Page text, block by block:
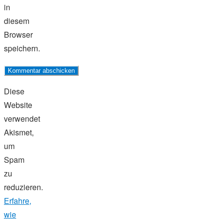
in
diesem
Browser
speichern.
Diese
Website
verwendet
Akismet,
um
Spam
zu
reduzieren.
Erfahre,
wie